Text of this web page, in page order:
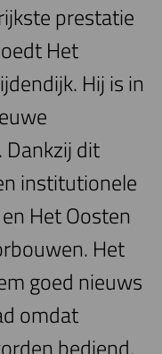
prestatie
Het
Hij is in
dit
institutionele
Het Oosten
Het
goed nieuws
omdat